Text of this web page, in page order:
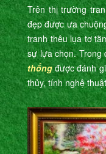
Trên thị trường
đẹp được ưa
tranh thêu lụa tơ
sự lựa chọn. Trong
thốngđược đánh
thủy, tính nghệ